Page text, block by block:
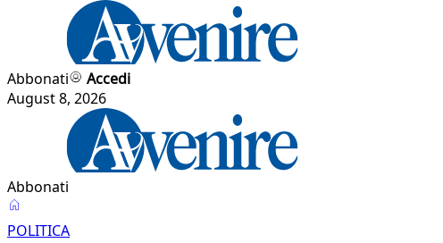
Abbonati
Accedi
August 8, 2026
Abbonati
POLITICA